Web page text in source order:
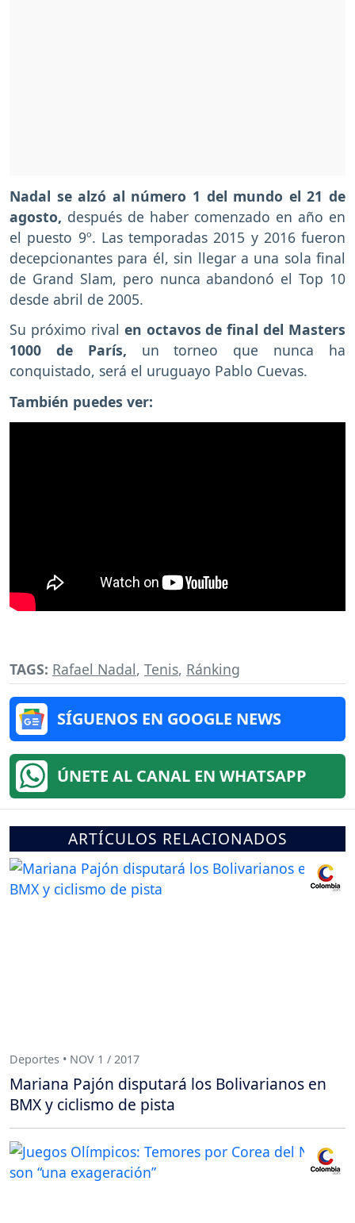
Nadal se alzó al número 1 del mundo el 21 de
agosto, después de haber comenzado en año en
el puesto 9º. Las temporadas 2015 y 2016 fueron
decepcionantes para él, sin llegar a una sola final
de Grand Slam, pero nunca abandonó el Top 10
desde abril de 2005.
Su próximo rival en octavos de final del Masters
1000 de París, un torneo que nunca ha
conquistado, será el uruguayo Pablo Cuevas.
También puedes ver:
TAGS: Rafael Nadal, Tenis, Ránking
SÍGUENOS EN GOOGLE NEWS
ÚNETE AL CANAL EN WHATSAPP
ARTÍCULOS RELACIONADOS
Deportes • NOV 1 / 2017
Mariana Pajón disputará los Bolivarianos en
BMX y ciclismo de pista